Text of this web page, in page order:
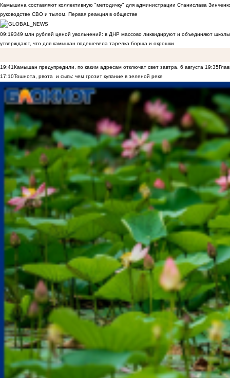
Камышина составляют коллективную "методичку" для администрации Станислава
руководстве СВО и тылом. Первая реакция в обществе
09:19349 млн рублей ценой увольнений: в ДНР массово ликвидируют и объединяют
утверждают, что для камышан подешевела тарелка борща и окрошки
19:41Камышан предупредили, по каким адресам отключат свет завтра, 6 августа 19:35
17:10Тошнота, рвота и сыпь: чем грозит купание в зеленой реке